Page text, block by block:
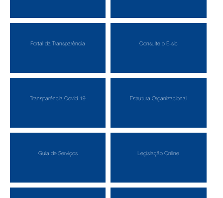
Portal da Transparência Consulte o E-sic
Transparência Covid-19 Estrutura Organizacional
Guia de Serviços Legislação Online